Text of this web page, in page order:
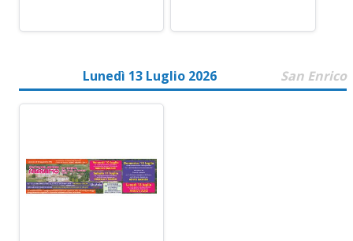
Lunedì 13 Luglio 2026 San Enrico